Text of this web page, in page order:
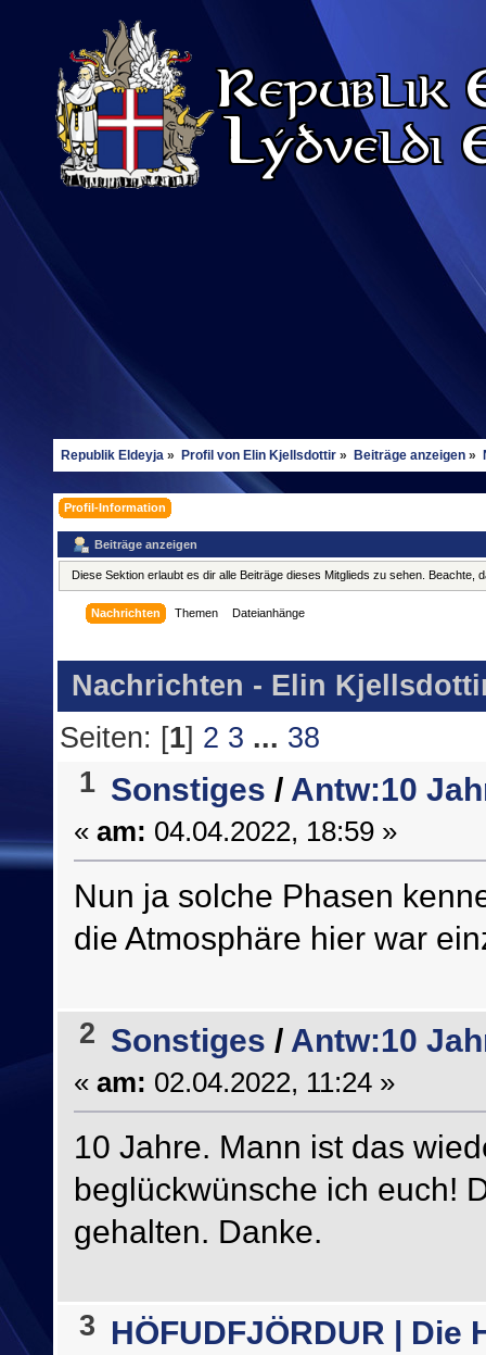
Republik Eldeyja » Profil von Elin Kjellsdottir» Beiträge anzeigen»
Profil-Information
Beiträge anzeigen
Diese Sektion erlaubt es dir alle Beiträge dieses Mitglieds zu sehen.
Nachrichten Themen Dateianhänge
Nachrichten - Elin
Seiten: [1] 2 3 ... 38
1 Sonstiges / Antw:10
« am: 04.04.2022, 18:59 »
Nun ja solche Phasen
die Atmosphäre hier war
2 Sonstiges / Antw:10
« am: 02.04.2022, 11:24 »
10 Jahre. Mann ist das
beglückwünsche ich euch!
gehalten. Danke.
3 HÖFUDFJÖRDUR | Die